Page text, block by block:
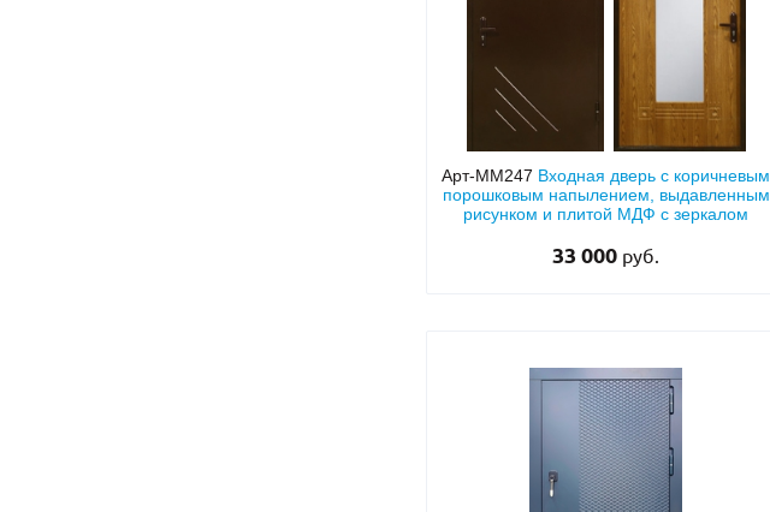
Арт-ММ247 Входная дверь с коричневым
порошковым напылением, выдавленным
рисунком и плитой МДФ с зеркалом
33 000 руб.